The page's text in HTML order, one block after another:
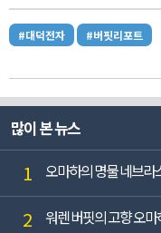
#대덕전자 #버핏리포트
많이 본 뉴스
1 오마하의 명물 네브라
2 워렌 버핏의 고향 오